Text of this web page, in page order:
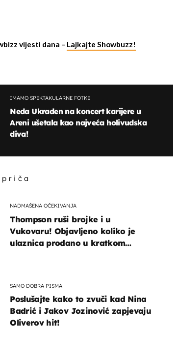
vijesti dana – Lajkajte Showbuzz!
IMAMO SPEKTAKULARNE FOTKE
Neda Ukraden na koncert karijere u
Areni ušetala kao najveća holivudska
diva!
NADMAŠENA OČEKIVANJA
Thompson ruši brojke i u
Vukovaru! Objavljeno koliko je
ulaznica prodano u kratkom
SAMO DOBRA PISMA
Poslušajte kako to zvuči kad Nina
Badrić i Jakov Jozinović zapjevaju
Oliverov hit!